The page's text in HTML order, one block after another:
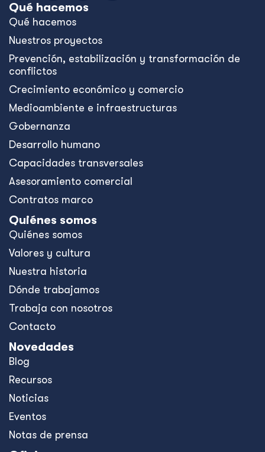
Qué hacemos
Qué hacemos
Nuestros proyectos
Prevención, estabilización y transformación de
conflictos
Crecimiento económico y comercio
Medioambiente e infraestructuras
Gobernanza
Desarrollo humano
Capacidades transversales
Asesoramiento comercial
Contratos marco
Quiénes somos
Quiénes somos
Valores y cultura
Nuestra historia
Dónde trabajamos
Trabaja con nosotros
Contacto
Novedades
Blog
Recursos
Noticias
Eventos
Notas de prensa